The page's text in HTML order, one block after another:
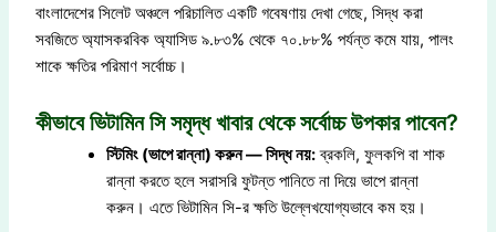
বাংলাদেশের সিলেট অঞ্চলে পরিচালিত একটি গবেষণায় দেখা গেছে, সিদ্ধ করা
সবজিতে অ্যাসকরবিক অ্যাসিড ৯.৮৩% থেকে ৭০.৮৮% পর্যন্ত কমে যায়, পালং
শাকে ক্ষতির পরিমাণ সর্বোচ্চ।
কীভাবে ভিটামিন সি সমৃদ্ধ খাবার থেকে সর্বোচ্চ উপকার পাবেন?
স্টিমিং (ভাপে রান্না) করুন — সিদ্ধ নয়:ব্রকলি, ফুলকপি বা শাক
রান্না করতে হলে সরাসরি ফুটন্ত পানিতে না দিয়ে ভাপে রান্না
করুন। এতে ভিটামিন সি-র ক্ষতি উল্লেখযোগ্যভাবে কম হয়।